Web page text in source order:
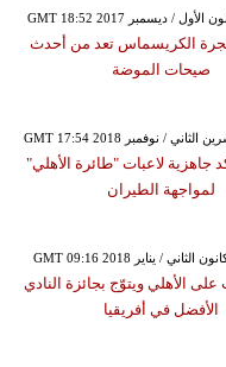
الكريسماس تعد من أحدث
صيحات الموضة
جاهزية لاعبات "طائرة الأهلي"
لمواجهة الطيران
على الأهلي ويتوّج بجائزة النادي
الأفضل في أفريقيا